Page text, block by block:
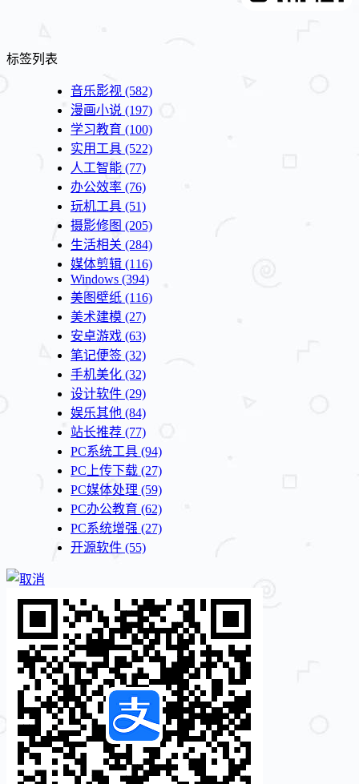
标签列表
音乐影视 (582)
漫画小说 (197)
学习教育 (100)
实用工具 (522)
人工智能 (77)
办公效率 (76)
玩机工具 (51)
摄影修图 (205)
生活相关 (284)
媒体剪辑 (116)
Windows (394)
美图壁纸 (116)
美术建模 (27)
安卓游戏 (63)
笔记便签 (32)
手机美化 (32)
设计软件 (29)
娱乐其他 (84)
站长推荐 (77)
PC系统工具 (94)
PC上传下载 (27)
PC媒体处理 (59)
PC办公教育 (62)
PC系统增强 (27)
开源软件 (55)